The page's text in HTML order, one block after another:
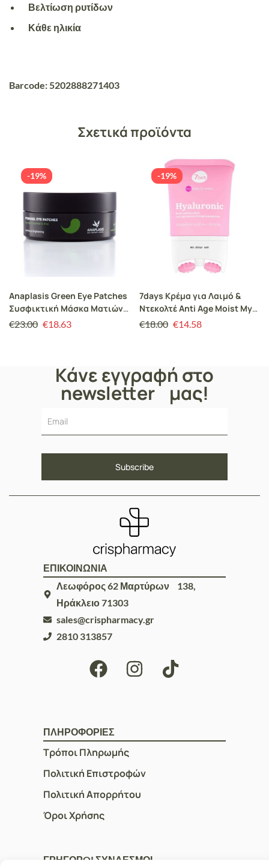
Βελτίωση ρυτίδων
Κάθε ηλικία
Barcode: 5202888271403
Σχετικά προϊόντα
-19%
Anaplasis Green Eye Patches
Συσφικτική Μάσκα Ματιών,
60 patches
€23.00 €18.63
-19%
7days Κρέμα για Λαιμό &
Ντεκολτέ Anti Age Moist My
Beauty Week 80ml
€18.00 €14.58
Κάνε εγγραφή στο
newsletter μας!
ΕΠΙΚΟΙΝΩΝΙΑ
Λεωφόρος 62 Μαρτύρων 138,
Ηράκλειο 71303
sales@crispharmacy.gr
2810 313857
ΠΛΗΡΟΦΟΡΙΕΣ
Τρόποι Πληρωμής
Πολιτική Επιστροφών
Πολιτική Απορρήτου
Όροι Χρήσης
ΓΡΗΓΟΡOI ΣΥΝΔΕΣΜΟΙ